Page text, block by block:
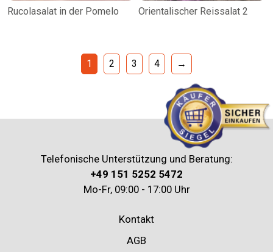
Rucolasalat in der Pomelo Orientalischer Reissalat 2
1 2 3 4 →
Telefonische Unterstützung und Beratung:
+49 151 5252 5472
Mo-Fr, 09:00 - 17:00 Uhr
Kontakt
AGB